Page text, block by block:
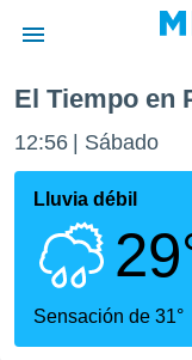
de
por
se
calidad.
a este
las
El Tiempo en
12:56 Sábado
Lluvia débil
Sensación de 31°